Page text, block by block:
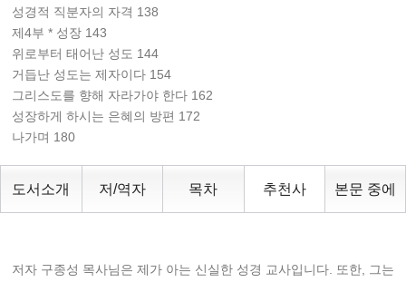
성경적 직분자의 자격 138
제4부 * 성장 143
위로부터 태어난 성도 144
거듭난 성도는 제자이다 154
그리스도를 향해 자라가야 한다 162
성장하게 하시는 은혜의 방편 172
나가며 180
도서소개 저/역자 목차 추천사 본문 중에
저자 구종성 목사님은 제가 아는 신실한 성경 교사입니다. 또한, 그는